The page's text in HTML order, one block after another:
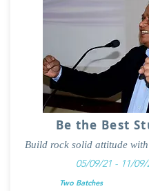
Be the Best
Build rock solid attitude
05/09/21 - 11/09/
Two Batches